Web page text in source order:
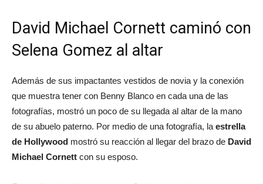
David Michael Cornett caminó con
Selena Gomez al altar
Además de sus impactantes vestidos de novia y la conexión
que muestra tener con Benny Blanco en cada una de las
fotografías, mostró un poco de su llegada al altar de la mano
de su abuelo paterno. Por medio de una fotografía, la estrella
de Hollywood mostró su reacción al llegar del brazo de David
Michael Cornett con su esposo.